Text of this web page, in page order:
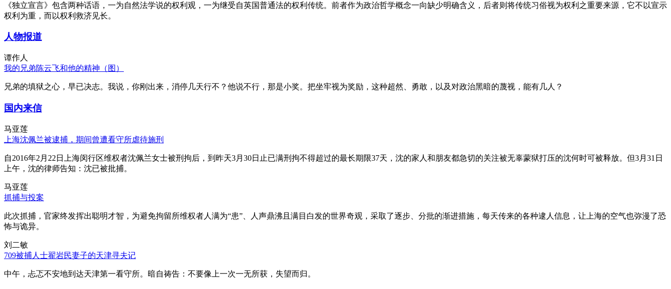
《独立宣言》包含两种话语，一为自然法学说的权利观，一为继受自英国普通法的权利传统。前者作为政治哲学概念一向缺少明确含义，后者则将传统习俗视为权利之重要来源，它不以宣示
权利为重，而以权利救济见长。
人物报道
谭作人
我的兄弟陈云飞和他的精神（图）
兄弟的填狱之心，早已决志。我说，你刚出来，消停几天行不？他说不行，那是小奖。把坐牢视为奖励，这种超然、勇敢，以及对政治黑暗的蔑视，能有几人？
国内来信
马亚莲
上海沈佩兰被逮捕，期间曾遭看守所虐待施刑
自2016年2月22日上海闵行区维权者沈佩兰女士被刑拘后，到昨天3月30日止已满刑拘不得超过的最长期限37天，沈的家人和朋友都急切的关注被无辜蒙狱打压的沈何时可被释放。但3月31日
上午，沈的律师告知：沈已被批捕。
马亚莲
抓捕与投案
此次抓捕，官家终发挥出聪明才智，为避免拘留所维权者人满为“患”、人声鼎沸且满目白发的世界奇观，采取了逐步、分批的渐进措施，每天传来的各种逮人信息，让上海的空气也弥漫了恐
怖与诡异。
刘二敏
709被捕人士翟岩民妻子的天津寻夫记
中午，忐忑不安地到达天津第一看守所。暗自祷告：不要像上一次一无所获，失望而归。